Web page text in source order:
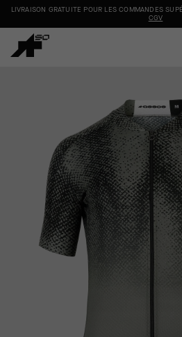
LIVRAISON GRATUITE POUR LES COMMANDES
CGV